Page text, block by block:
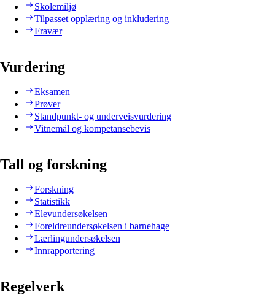
Skolemiljø
Tilpasset opplæring og inkludering
Fravær
Vurdering
Eksamen
Prøver
Standpunkt- og underveisvurdering
Vitnemål og kompetansebevis
Tall og forskning
Forskning
Statistikk
Elevundersøkelsen
Foreldreundersøkelsen i barnehage
Lærlingundersøkelsen
Innrapportering
Regelverk